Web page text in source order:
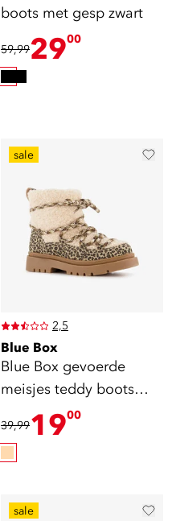
boots met gesp zwart
59,992900
sale
2,5
Blue Box
Blue Box gevoerde
meisjes teddy boots
met luipaardprint
39,991900
sale